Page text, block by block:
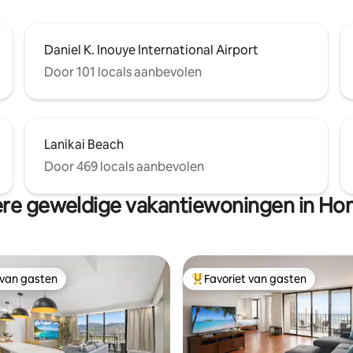
Daniel K. Inouye International Airport
Door 101 locals aanbevolen
Lanikai Beach
Door 469 locals aanbevolen
geweldige vakantiewoningen in
gasten
gasten Topfavoriet van gasten
Favoriet van gasten